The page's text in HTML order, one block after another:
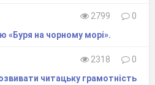
2799
0
на чорному морі».
2318
0
читацьку грамотність